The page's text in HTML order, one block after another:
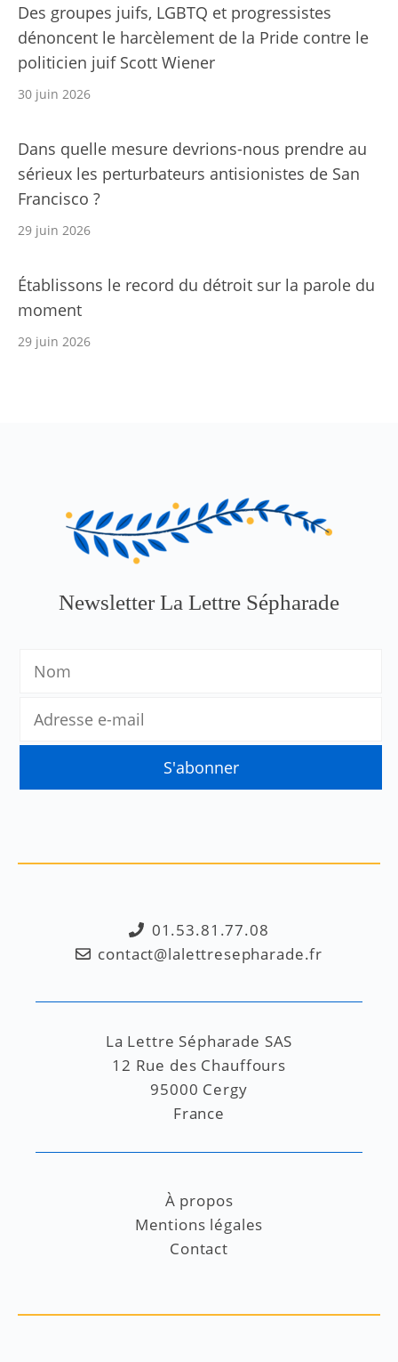
Des groupes juifs, LGBTQ et progressistes
dénoncent le harcèlement de la Pride contre le
politicien juif Scott Wiener
30 juin 2026
Dans quelle mesure devrions-nous prendre au
sérieux les perturbateurs antisionistes de San
Francisco ?
29 juin 2026
Établissons le record du détroit sur la parole du
moment
29 juin 2026
Newsletter La Lettre Sépharade
01.53.81.77.08
contact@lalettresepharade.fr
La Lettre Sépharade SAS
12 Rue des Chauffours
95000 Cergy
France
À propos
Mentions légales
Contact